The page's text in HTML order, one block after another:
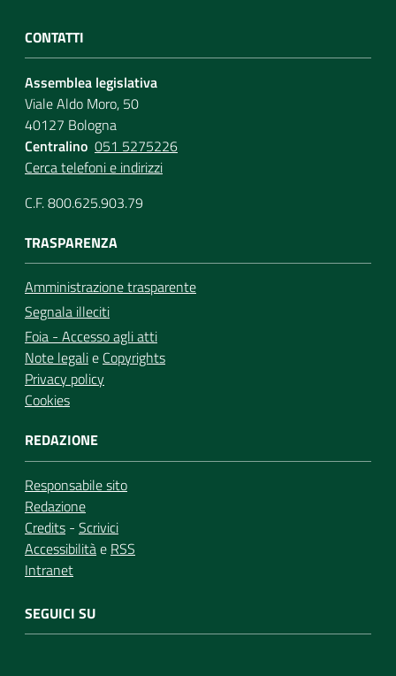
CONTATTI
Assemblea legislativa
Viale Aldo Moro, 50
40127 Bologna
Centralino 051 5275226
Cerca telefoni e indirizzi
C.F. 800.625.903.79
TRASPARENZA
Amministrazione trasparente
Segnala illeciti
Foia - Accesso agli atti
Note legalie Copyrights
Privacy policy
Cookies
REDAZIONE
Responsabile sito
Redazione
Credits - Scrivici
Accessibilitàe RSS
Intranet
SEGUICI SU